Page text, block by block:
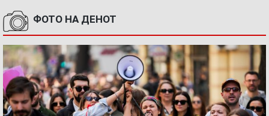
ФОТО НА ДЕНОТ